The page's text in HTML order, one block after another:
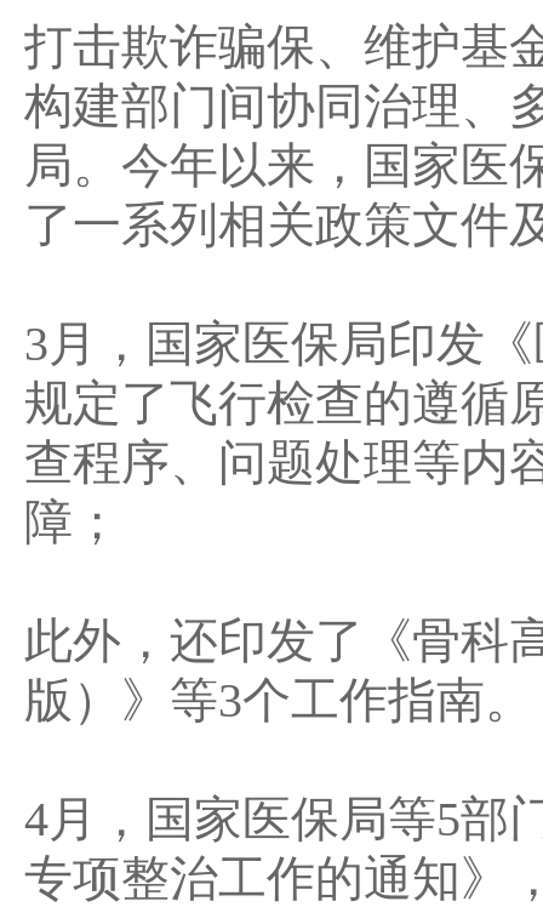
打击欺诈骗保、维护基
构建部门间协同治理、
局。今年以来，国家医
了一系列相关政策文件
3月，国家医保局印发
规定了飞行检查的遵循
查程序、问题处理等内
障；
此外，还印发了《骨科
版）》等3个工作指南。
4月，国家医保局等5部
专项整治工作的通知》